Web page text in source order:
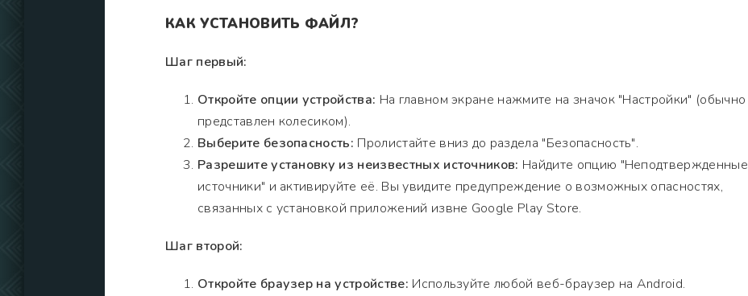
КАК УСТАНОВИТЬ ФАЙЛ?
Шаг первый:
Откройте опции устройства: На главном экране нажмите на значок "Настройки" (обычно
представлен колесиком).
Выберите безопасность: Пролистайте вниз до раздела "Безопасность".
Разрешите установку из неизвестных источников: Найдите опцию "Неподтвержденные
источники" и активируйте её. Вы увидите предупреждение о возможных опасностях,
связанных с установкой приложений извне Google Play Store.
Шаг второй:
Откройте браузер на устройстве: Используйте любой веб-браузер на Android.